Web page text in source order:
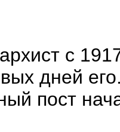
с
дней
пост